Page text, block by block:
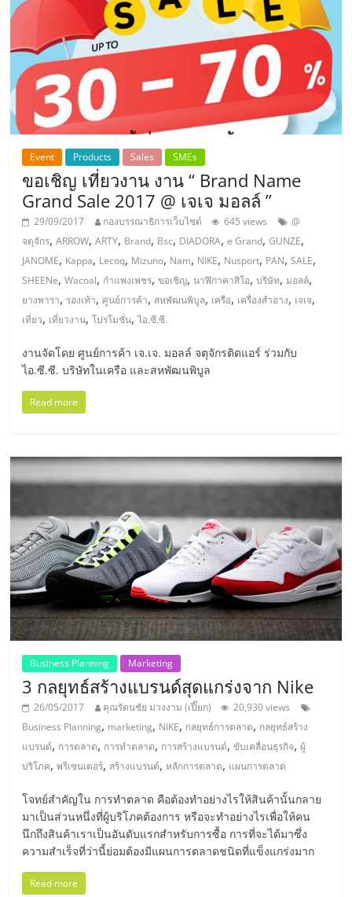
ศูนย์
รวม
แฟ
รน
ไชส์
พร้อม
ทำเล
สำหรับ
เปิด
ร้าน
ปรึกษา
ฟรี,
บริการ
พัฒนา
ระบบ
แฟ
รน
ไชส์"
"ศูนย์
รวม
ข้อมูล
ธุรกิจ
SME
แห่ง
Event Products Sales SMEs
ขอเชิญ เที่ยวงาน งาน “ Brand Name
Grand Sale 2017 @ เจเจ มอลล์ ”
29/09/2017 กองบรรณาธิการเว็บไซต์ 645 views
@
จตุจักร,ARROW,ARTY, Brand, Bsc, DIADORA,e Grand,GUNZE,
JANOME, Kappa, Lecoq, Mizuno, Nam, NIKE, Nusport, PAN,SALE,
SHEENe,Wacoal, กำแพงเพชร,ขอเชิญ,นาฬิกาคาสิโอ,บริษัท,มอลล์,
ยางพารา, รองเท้า,ศูนย์การค้า, สหพัฒนพิบูล, เครือ, เครื่องสำอาง, เจเจ,
เที่ยว, เที่ยวงาน,โปรโมชั่น,ไอ.ซี.ซี.
งานจัดโดย ศูนย์การค้า เจ.เจ. มอลล์ จตุจักรติดแอร์ ร่วมกับ
ไอ.ซี.ซี. บริษัทในเครือ และสหพัฒนพิบูล
Read more
Business Planning Marketing
3 กลยุทธ์สร้างแบรนด์สุดแกร่งจาก Nike
26/05/2017 คุณรัตนชัย ม่วงงาม (เปี๊ยก)
20,930 views
Business Planning, marketing, NIKE, กลยุทธ์การตลาด, กลยุทธ์สร้าง
แบรนด์, การตลาด, การทำตลาด, การสร้างแบรนด์,ขับเคลื่อนธุรกิจ,ผู้
บริโภค,พรีเซนเตอร์, สร้างแบรนด์,หลักการตลาด, แผนการตลาด
โจทย์สำคัญใน การทำตลาด คือต้องทำอย่างไรให้สินค้านั้นกลาย
มาเป็นส่วนหนึ่งที่ผู้บริโภคต้องการ หรือจะทำอย่างไรเพื่อให้คน
นึกถึงสินค้าเราเป็นอันดับแรกสำหรับการซื้อ การที่จะได้มาซึ่ง
ความสำเร็จที่ว่านี้ย่อมต้องมีแผนการตลาดชนิดที่แข็งแกร่งมาก
Read more